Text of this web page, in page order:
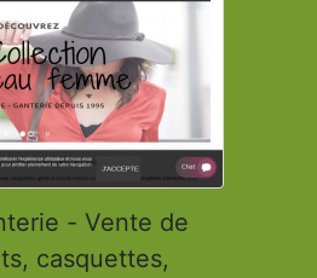
- Vente de
casquettes,